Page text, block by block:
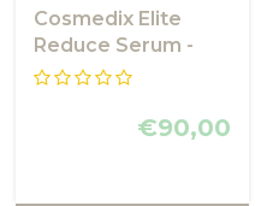
Cosmedix Elite
Reduce Serum -
voor de extreem
€90,00